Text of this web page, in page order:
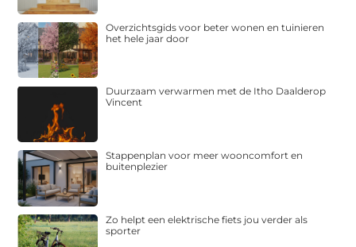
Overzichtsgids voor beter wonen en tuinieren
het hele jaar door
Duurzaam verwarmen met de Itho Daalderop
Vincent
Stappenplan voor meer wooncomfort en
buitenplezier
Zo helpt een elektrische fiets jou verder als
sporter